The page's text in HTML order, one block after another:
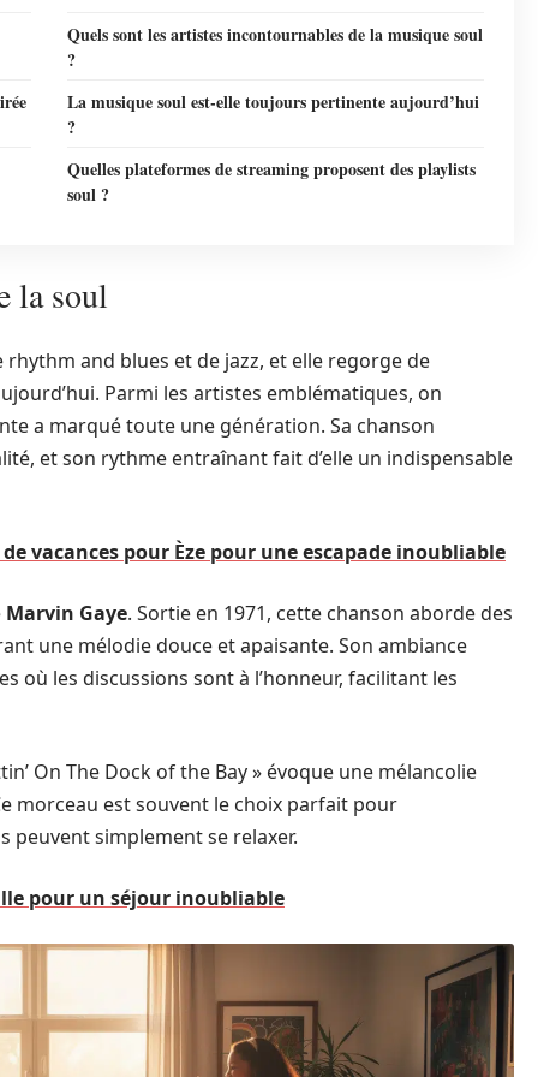
Quels sont les artistes incontournables de la musique soul
?
La musique soul est-elle toujours pertinente aujourd’hui
?
Quelles plateformes de streaming proposent des playlists
soul ?
la soul
and blues et de jazz, et elle regorge de
Parmi les artistes emblématiques, on
a marqué toute une génération. Sa chanson
et son rythme entraînant fait d’elle un indispensable
vacances pour Èze pour une escapade inoubliable
Marvin Gaye. Sortie en 1971, cette chanson aborde des
une mélodie douce et apaisante. Son ambiance
où les discussions sont à l’honneur, facilitant les
On The Dock of the Bay » évoque une mélancolie
morceau est souvent le choix parfait pour
peuvent simplement se relaxer.
pour un séjour inoubliable